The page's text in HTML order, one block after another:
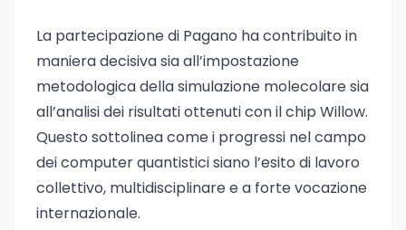
La partecipazione di Pagano ha contribuito in
maniera decisiva sia all’impostazione
metodologica della simulazione molecolare sia
all’analisi dei risultati ottenuti con il chip Willow.
Questo sottolinea come i progressi nel campo
dei computer quantistici siano l’esito di lavoro
collettivo, multidisciplinare e a forte vocazione
internazionale.